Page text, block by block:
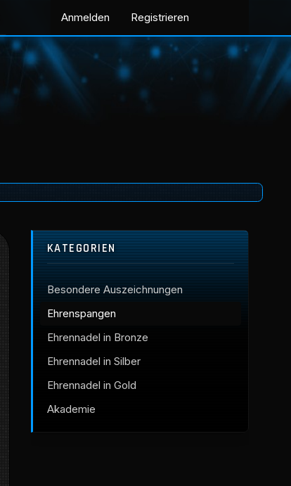
Anmelden Registrieren
KATEGORIEN
Besondere Auszeichnungen
Ehrenspangen
Ehrennadel in Bronze
Ehrennadel in Silber
Ehrennadel in Gold
Akademie